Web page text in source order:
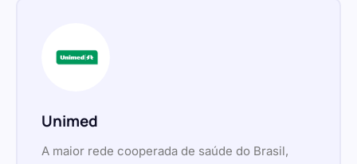
Unimed
A maior rede cooperada de saúde do Brasil,